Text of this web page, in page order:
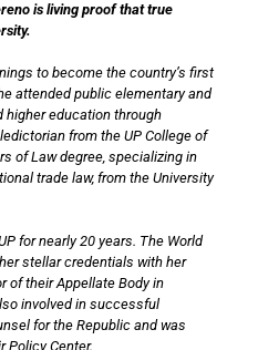
is living proof that true
to become the country’s first
attended public elementary and
higher education through
from the UP College of
of Law degree, specializing in
trade law, from the University
for nearly 20 years. The World
stellar credentials with her
of their Appellate Body in
involved in successful
for the Republic and was
Policy Center.